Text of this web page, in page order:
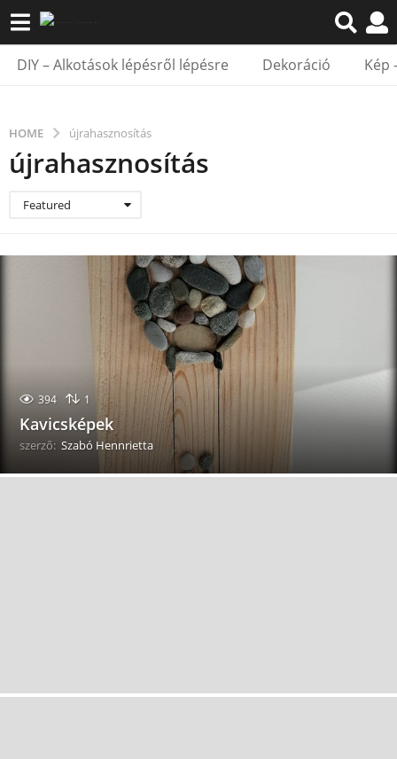
DIY – Alkotások lépésről lépésre Dekoráció Kép
HOME újrahasznosítás
újrahasznosítás
Featured
394 1
Kavicsképek
szerző: Szabó Hennrietta